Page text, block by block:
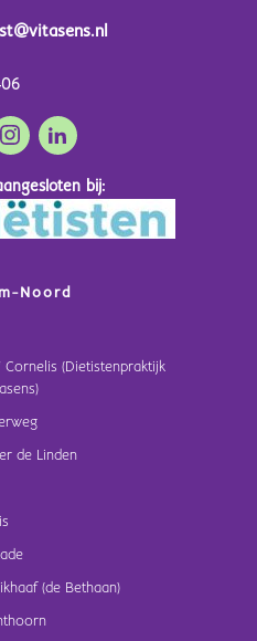
bij:
Noord
Cornelis (Dietistenpraktijk
de Linden
(de Bethaan)